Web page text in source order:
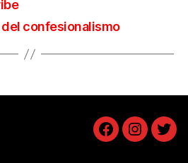
del confesionalismo
Facebook